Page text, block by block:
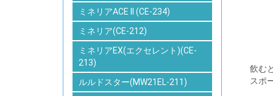
飲む
スポ
ミネリアACE II (CE-234)
ミネリア(CE-212)
ミネリアEX(エクセレント)(CE-
213)
ルルドスター(MW21EL-211)